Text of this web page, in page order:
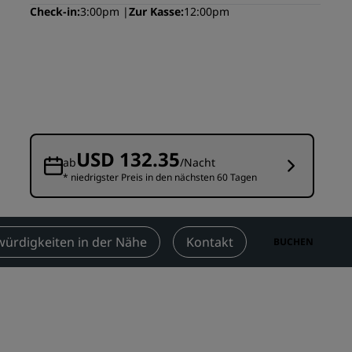
Hochzeitslocations
Besuchen Sie unseren Blog
Radisson Rewards
Entdecken Sie Radisson Rewards
Vorteile
So verwenden Sie Punkte
Check-in 3:00pm Zur Kasse 12:00pm
abUSD 132.35/Nacht
* niedrigster Preis in den nächsten 60 Tagen
in der Nähe Kontakt BUCHEN